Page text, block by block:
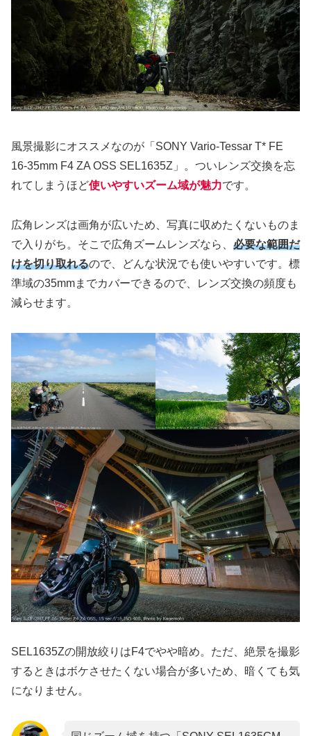
風景撮影にオススメなのが「SONY Vario-Tessar T* FE
16-35mm F4 ZA OSS SEL1635Z」。ついレンズ交換を忘
れてしまうほど使いやすいズーム域が魅力です。
広角レンズは画角が広いため、写真に収めたくないものま
で入りがち。そこで広角ズームレンズなら、 必要な範囲だ
けを切り取れるので、どんな状況でも使いやすいです。標
準域の35mmまでカバーできるので、レンズ交換の頻度も
減らせます。
SEL1635Zの開放絞りはF4でやや暗め。ただ、絶景を撮影
するときはボケさせたくない場合が多いため、暗くても気
になりません。